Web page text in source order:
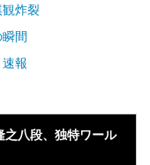
観炸裂
間
報
之八段、独特ワール